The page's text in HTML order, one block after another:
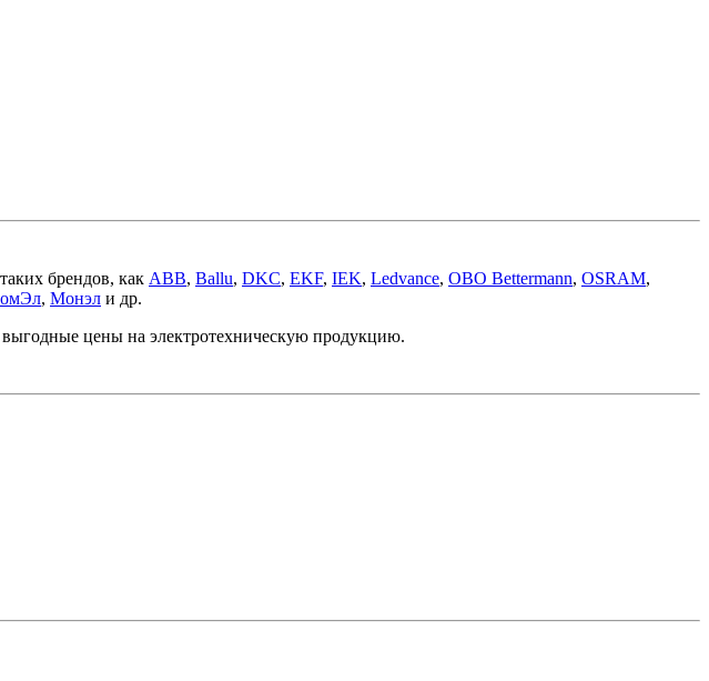
брендов, как ABB, Ballu, DKC, EKF, IEK, Ledvance, OBO Bettermann, OSRAM,
, Монэл и др.
цены на электротехническую продукцию.